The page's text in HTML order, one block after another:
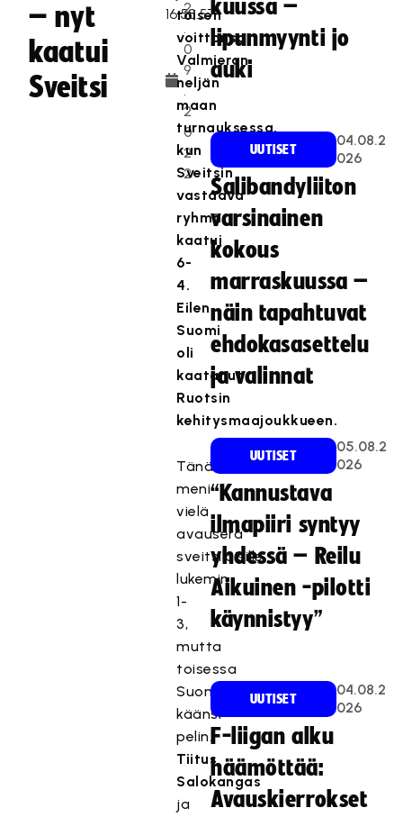
– nyt
kaatui
Sveitsi
2
.
0
9
.
2
0
2
2
toisen
voittonsa
Valmieran
neljän
maan
turnauksessa,
kun
Sveitsin
vastaava
ryhmä
kaatui
6-
4.
Eilen
Suomi
oli
kaatanut
Ruotsin
kehitysmaajoukkueen.
Tänään
meni
vielä
avauserä
sveitsiläisille
lukemin
1-
3,
mutta
toisessa
Suomi
käänsi
pelin.
Tiitus
Salokangas
ja
kuussa –
lipunmyynti jo
auki
UUTISET
04.08.2
026
Salibandyliiton
varsinainen
kokous
marraskuussa –
näin tapahtuvat
ehdokasasettelu
ja valinnat
UUTISET
05.08.2
026
“Kannustava
ilmapiiri syntyy
yhdessä – Reilu
Aikuinen -pilotti
käynnistyy”
UUTISET
04.08.2
026
F-liigan alku
häämöttää:
Avauskierrokset